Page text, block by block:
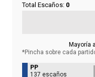
Total Escaños: 0
Mayoría
*Pincha sobre cada
PP
137 escaños